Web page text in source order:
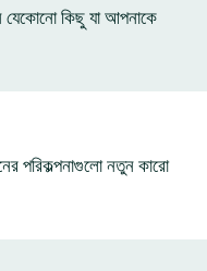
যেকোনো কিছু যা আপনাকে
পরিকল্পনাগুলো নতুন কারো